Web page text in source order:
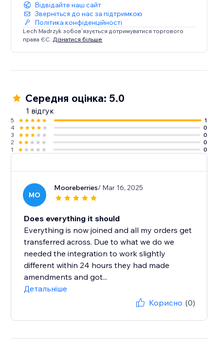
Відвідайте наш сайт
Зверніться до нас за підтримкою
Політика конфіденційності
Lech Madrzyk зобов’язується дотримуватися торгового
права ЄС. Дізнатися більше
Середня оцінка: 5.0
1 відгук
5
1
4
0
3
0
2
0
1
0
MO
Mooreberries/ Mar 16, 2025
Does everything it should
Everything is now joined and all my orders get
transferred across. Due to what we do we
needed the integration to work slightly
different within 24 hours they had made
amendments and got...
Детальніше
Корисно (0)